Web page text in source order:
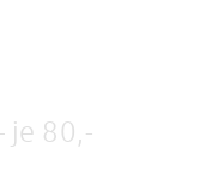
je 80,-